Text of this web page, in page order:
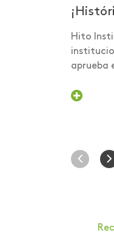
Hito
aprueba